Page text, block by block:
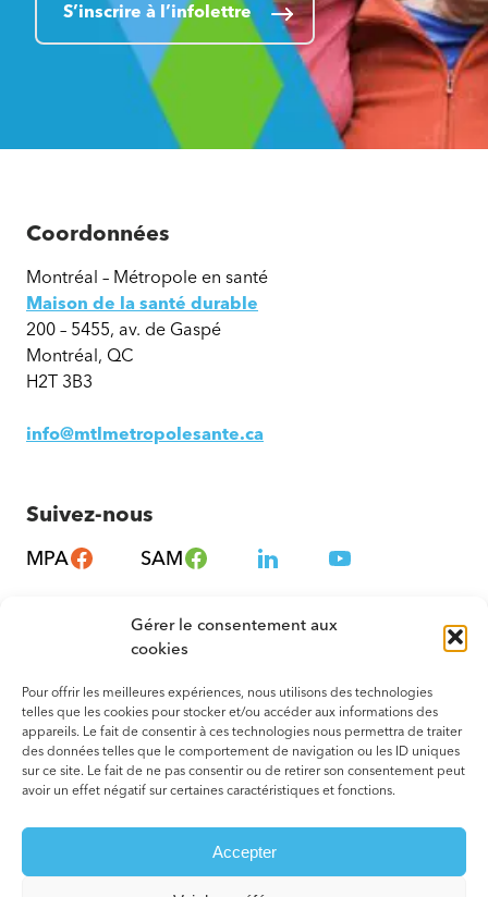
Gérer le consentement aux
cookies
Pour offrir les meilleures expériences, nous utilisons des technologies
telles que les cookies pour stocker et/ou accéder aux informations des
appareils. Le fait de consentir à ces technologies nous permettra de traiter
des données telles que le comportement de navigation ou les ID uniques
sur ce site. Le fait de ne pas consentir ou de retirer son consentement peut
avoir un effet négatif sur certaines caractéristiques et fonctions.
Accepter
S’inscrire à l’infolettre
Coordonnées
Montréal – Métropole en santé
Maison de la santé durable
200 – 5455, av. de Gaspé
Montréal, QC
H2T 3B3
info@mtlmetropolesante.ca
Suivez-nous
MPA SAM